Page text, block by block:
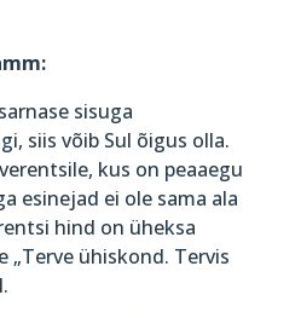
sisuga
siis võib Sul õigus olla.
kus on peaaegu
esinejad ei ole sama ala
hind on üheksa
„Terve ühiskond. Tervis